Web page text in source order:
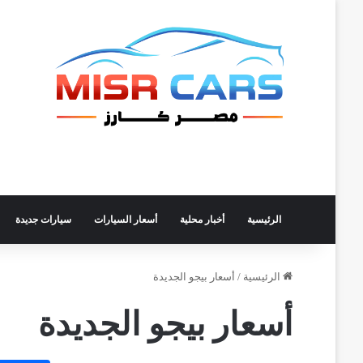
الرئيسية أخبار محلية أسعار السيارات سيارات جديدة
الرئيسية / أسعار بيجو الجديدة
أسعار بيجو الجديدة